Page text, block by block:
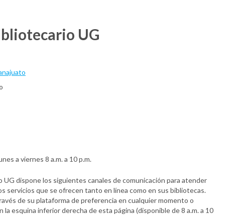
UG
a viernes 8 a.m. a 10 p.m.
UG dispone los siguientes canales de comunicación para atender
servicios que se ofrecen tanto en línea como en sus bibliotecas.
de su plataforma de preferencia en cualquier momento o
la esquina inferior derecha de esta página (disponible de 8 a.m. a 10